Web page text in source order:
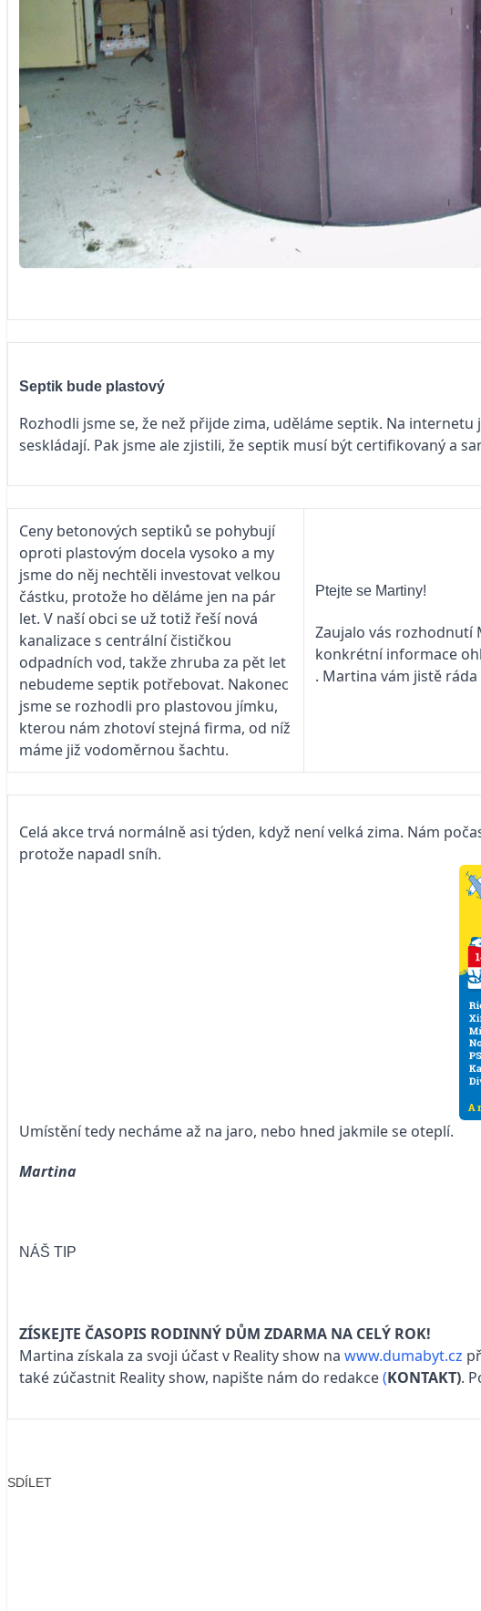
Septik bude plastový
Rozhodli jsme se, že než přijde zima, uděláme septik. Na
seskládají. Pak jsme ale zjistili, že septik musí být certifikovaný a
Ceny betonových septiků se pohybují
oproti plastovým docela vysoko a my
jsme do něj nechtěli investovat velkou
částku, protože ho děláme jen na pár
let. V naší obci se už totiž řeší nová
kanalizace s centrální čističkou
odpadních vod, takže zhruba za pět let
nebudeme septik potřebovat. Nakonec
jsme se rozhodli pro plastovou jímku,
kterou nám zhotoví stejná firma, od níž
máme již vodoměrnou šachtu.
Ptejte se Martiny!
Zaujalo vás rozhodnutí
konkrétní informace
. Martina vám jistě
Celá akce trvá normálně asi týden, když není velká zima. Nám
protože napadl sníh.
Umístění tedy necháme až na jaro, nebo hned jakmile se oteplí.
Martina
NÁŠ TIP
ZÍSKEJTE ČASOPIS RODINNÝ DŮM ZDARMA NA CELÝ ROK!
Martina získala za svoji účast v Reality show na www.dumabyt.cz
také zúčastnit Reality show, napište nám do redakce(KONTAKT).
SDÍLET